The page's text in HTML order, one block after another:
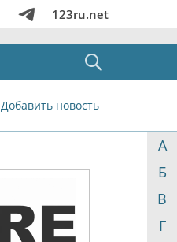
123ru.net
Добавить новость
А
Б
В
Г